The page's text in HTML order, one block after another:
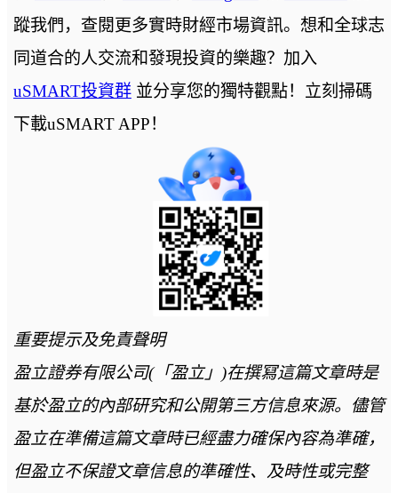
蹤我們，查閱更多實時財經市場資訊。想和全球志
同道合的人交流和發現投資的樂趣？加入
uSMART投資群並分享您的獨特觀點！立刻掃碼
下載uSMART APP！
重要提示及免責聲明
盈立證券有限公司(「盈立」)在撰冩這篇文章時是
基於盈立的內部研究和公開第三方信息來源。儘管
盈立在準備這篇文章時已經盡力確保內容為準確，
但盈立不保證文章信息的準確性、及時性或完整